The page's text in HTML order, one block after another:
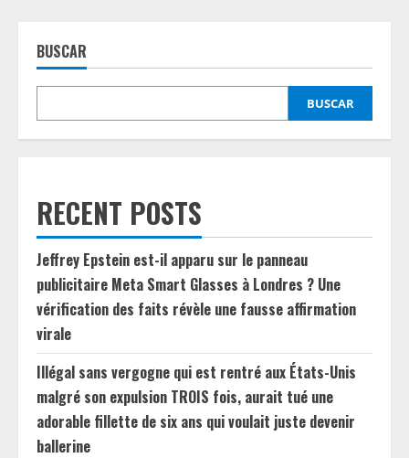
BUSCAR
BUSCAR
RECENT POSTS
Jeffrey Epstein est-il apparu sur le panneau
publicitaire Meta Smart Glasses à Londres ? Une
vérification des faits révèle une fausse affirmation
virale
Illégal sans vergogne qui est rentré aux États-Unis
malgré son expulsion TROIS fois, aurait tué une
adorable fillette de six ans qui voulait juste devenir
ballerine